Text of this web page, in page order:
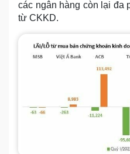
các ngân hàng còn lại đa
từ CKKD.